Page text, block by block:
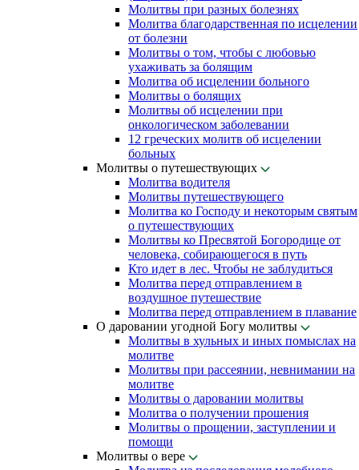
Молитвы при разных болезнях
Молитва благодарственная по исцелении
от болезни
Молитвы о том, чтобы с любовью
ухаживать за болящим
Молитва об исцелении больного
Молитвы о болящих
Молитвы об исцелении при
онкологическом заболевании
12 греческих молитв об исцелении
больных
Молитвы о путешествующих
Молитва водителя
Молитвы путешествующего
Молитва ко Господу и некоторым святым
о путешествующих
Молитвы ко Пресвятой Богородице от
человека, собирающегося в путь
Кто идет в лес. Чтобы не заблудиться
Молитва перед отправлением в
воздушное путешествие
Молитва перед отправлением в плавание
О даровании угодной Богу молитвы
Молитвы в хульных и иных помыслах на
молитве
Молитвы при рассеянии, невнимании на
молитве
Молитвы о даровании молитвы
Молитва о получении прошения
Молитвы о прощении, заступлении и
помощи
Молитвы о вере